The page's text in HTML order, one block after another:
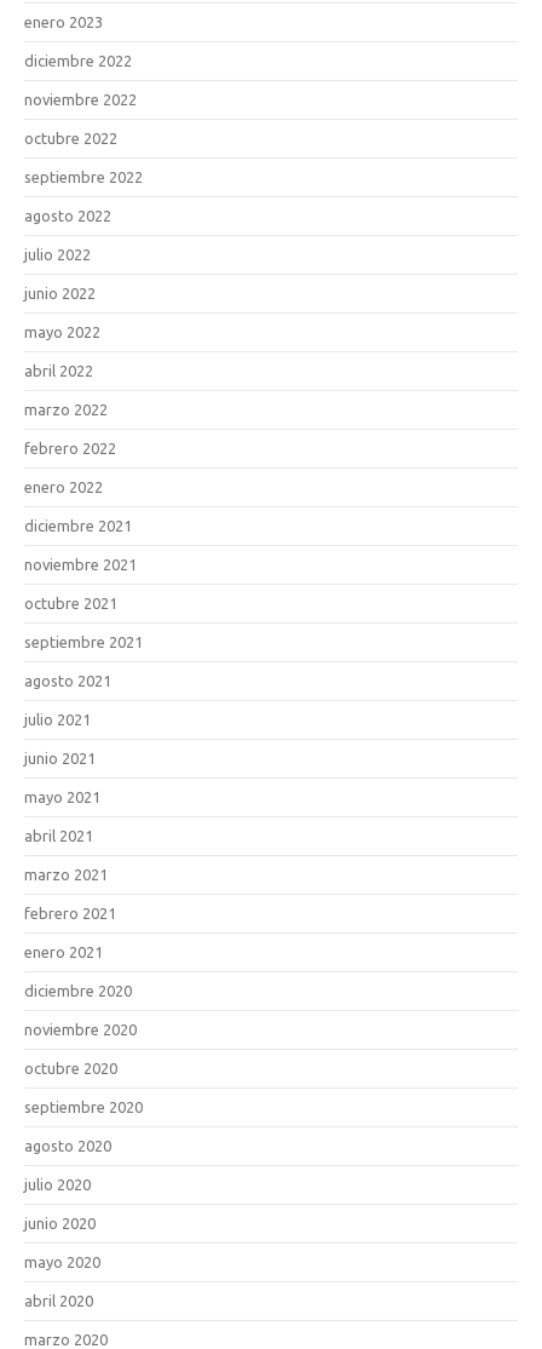
enero 2023
diciembre 2022
noviembre 2022
octubre 2022
septiembre 2022
agosto 2022
julio 2022
junio 2022
mayo 2022
abril 2022
marzo 2022
febrero 2022
enero 2022
diciembre 2021
noviembre 2021
octubre 2021
septiembre 2021
agosto 2021
julio 2021
junio 2021
mayo 2021
abril 2021
marzo 2021
febrero 2021
enero 2021
diciembre 2020
noviembre 2020
octubre 2020
septiembre 2020
agosto 2020
julio 2020
junio 2020
mayo 2020
abril 2020
marzo 2020